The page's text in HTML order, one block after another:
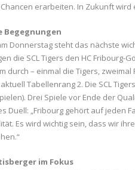
erarbeiten. In Zukunft
Begegnungen
Donnerstag steht das nächste
die SCL Tigers den HC
durch – einmal die Tigers,
Tabellenrang 2. Die SCL
Drei Spiele vor Ende der
Duell: „Fribourg gehört auf jeden
Es wird wichtig sein, dass wir
im Fokus